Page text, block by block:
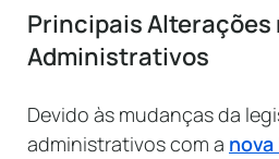
Principais
Administrativos
Devido às mudanças da
administrativos com a